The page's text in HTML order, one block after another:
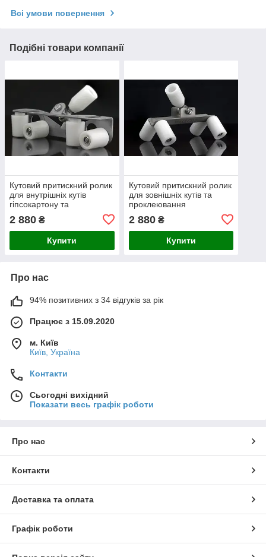
Всі умови повернення
Подібні товари компанії
Кутовий притискний ролик
для внутрішніх кутів
гіпсокартону та
2 880 ₴
Купити
Кутовий притискний ролик
для зовнішніх кутів та
проклеювання
2 880₴
Купити
Про нас
94% позитивних з 34 відгуків за рік
Працює з 15.09.2020
м. Київ
Київ, Україна
Контакти
Сьогодні вихідний
Показати весь графік роботи
Про нас
Контакти
Доставка та оплата
Графік роботи